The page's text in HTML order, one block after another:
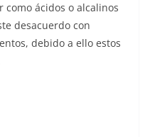
ácidos o alcalinos
desacuerdo con
debido a ello estos